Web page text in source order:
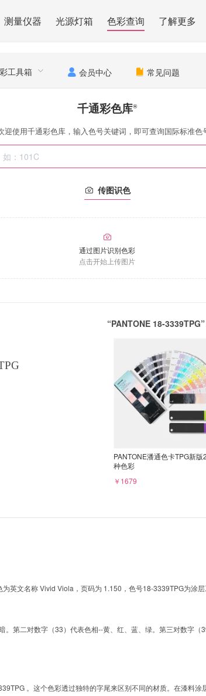
测量仪器 光源灯箱 色彩查询 了解更多
工具箱 会员中心 常见问题
千通彩色库®
迎使用千通彩色库，输入色号关键词，即可查询国际标准色
传图识色
通过图片识别色彩
点击开始上传图片
“PANTONE 18-
PANTONE潘通色卡TPG新版
种色彩
￥1679
英文名称 Vivid Viola，页码为 1.150，色号18-3339TPG为涂
第二对数字（33）代表色相--黄、红、蓝、绿。第三对数字
。这个色彩透过独特的字尾来区别不同的材质。在漆料